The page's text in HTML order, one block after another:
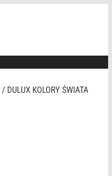
/ DULUX KOLORY ŚWIATA